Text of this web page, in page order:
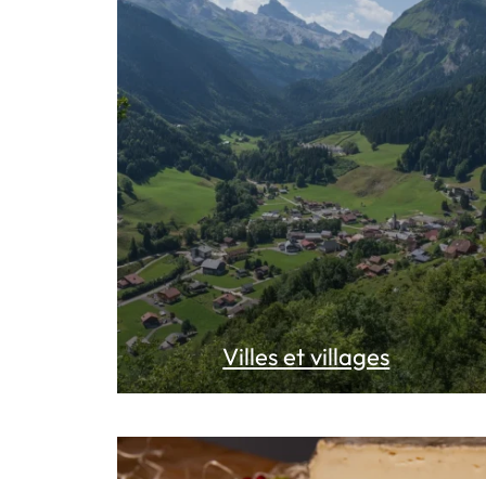
Villes et villages